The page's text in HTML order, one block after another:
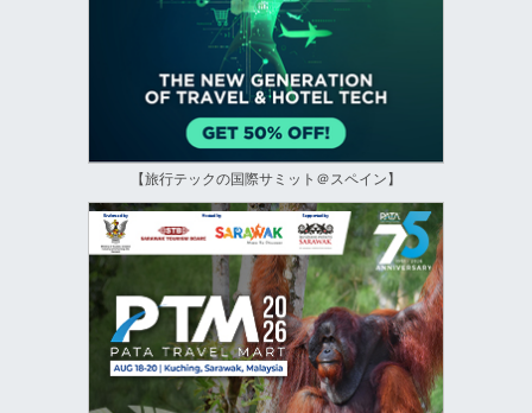
【旅行テックの国際サミット＠スペイン】